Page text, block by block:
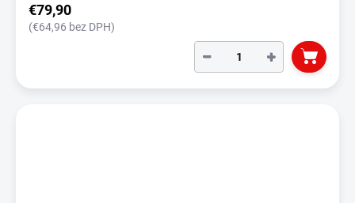
€79,90
(€64,96 bez DPH)
+
−